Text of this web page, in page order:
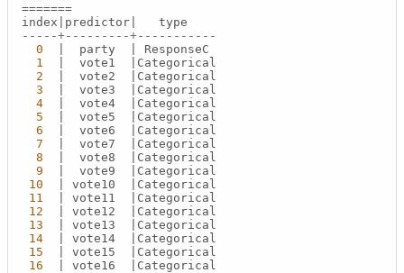
=======
index
predictor
-----+---------+-----------
0
  party
ResponseC
1
  vote1
Categorical
2
  vote2
Categorical
3
  vote3
Categorical
4
  vote4
Categorical
5
  vote5
Categorical
6
  vote6
Categorical
7
  vote7
Categorical
8
  vote8
Categorical
9
  vote9
Categorical
10
vote10
Categorical
11
vote11
Categorical
12
vote12
Categorical
13
vote13
Categorical
14
vote14
Categorical
15
vote15
Categorical
16
vote16 Categorical